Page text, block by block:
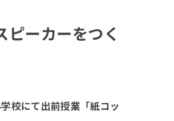
ピーカーをつく
校にて出前授業「紙コッ